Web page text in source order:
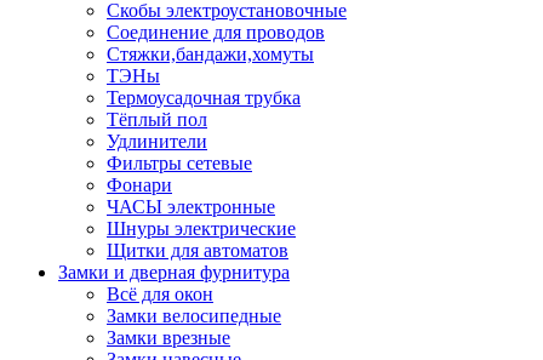
Скобы электроустановочные
Соединение для проводов
Стяжки,бандажи,хомуты
ТЭНы
Термоусадочная трубка
Тёплый пол
Удлинители
Фильтры сетевые
Фонари
ЧАСЫ электронные
Шнуры электрические
Щитки для автоматов
Замки и дверная фурнитура
Всё для окон
Замки велосипедные
Замки врезные